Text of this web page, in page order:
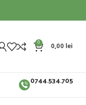
0 0,00 lei
0744.534.705